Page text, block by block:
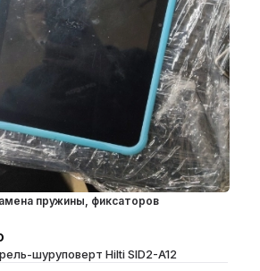
пружины, фиксаторов
шуруповерт Hilti SID2-A12